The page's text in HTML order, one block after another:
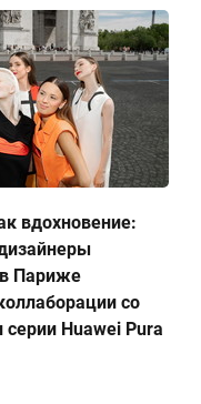
вдохновение:
Париже
со
Huawei Pura